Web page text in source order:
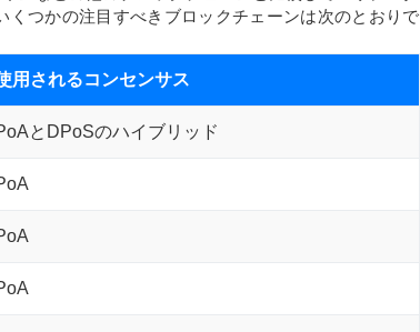
つかの注目すべきブロックチェーンは次のとおりで
用されるコンセンサス
とDPoSのハイブリッド